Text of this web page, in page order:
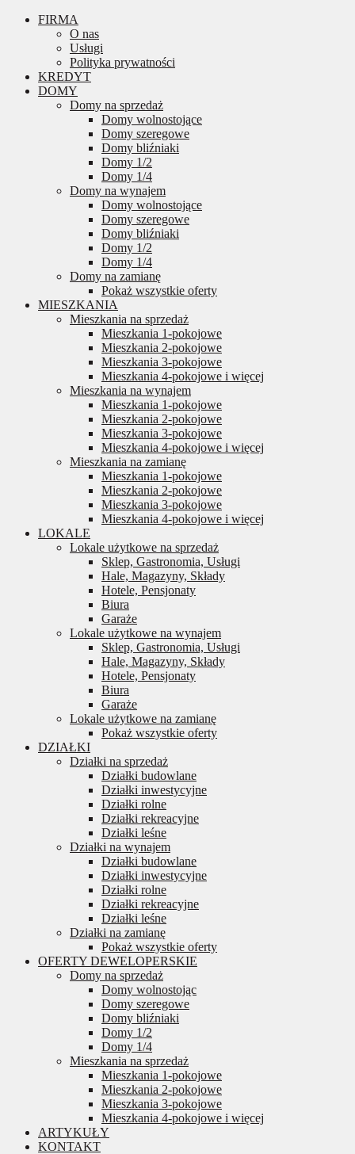
FIRMA
O nas
Usługi
Polityka prywatności
KREDYT
DOMY
Domy na sprzedaż
Domy wolnostojące
Domy szeregowe
Domy bliźniaki
Domy 1/2
Domy 1/4
Domy na wynajem
Domy wolnostojące
Domy szeregowe
Domy bliźniaki
Domy 1/2
Domy 1/4
Domy na zamianę
Pokaż wszystkie oferty
MIESZKANIA
Mieszkania na sprzedaż
Mieszkania 1-pokojowe
Mieszkania 2-pokojowe
Mieszkania 3-pokojowe
Mieszkania 4-pokojowe i więcej
Mieszkania na wynajem
Mieszkania 1-pokojowe
Mieszkania 2-pokojowe
Mieszkania 3-pokojowe
Mieszkania 4-pokojowe i więcej
Mieszkania na zamianę
Mieszkania 1-pokojowe
Mieszkania 2-pokojowe
Mieszkania 3-pokojowe
Mieszkania 4-pokojowe i więcej
LOKALE
Lokale użytkowe na sprzedaż
Sklep, Gastronomia, Usługi
Hale, Magazyny, Składy
Hotele, Pensjonaty
Biura
Garaże
Lokale użytkowe na wynajem
Sklep, Gastronomia, Usługi
Hale, Magazyny, Składy
Hotele, Pensjonaty
Biura
Garaże
Lokale użytkowe na zamianę
Pokaż wszystkie oferty
DZIAŁKI
Działki na sprzedaż
Działki budowlane
Działki inwestycyjne
Działki rolne
Działki rekreacyjne
Działki leśne
Działki na wynajem
Działki budowlane
Działki inwestycyjne
Działki rolne
Działki rekreacyjne
Działki leśne
Działki na zamianę
Pokaż wszystkie oferty
OFERTY DEWELOPERSKIE
Domy na sprzedaż
Domy wolnostojąc
Domy szeregowe
Domy bliźniaki
Domy 1/2
Domy 1/4
Mieszkania na sprzedaż
Mieszkania 1-pokojowe
Mieszkania 2-pokojowe
Mieszkania 3-pokojowe
Mieszkania 4-pokojowe i więcej
ARTYKUŁY
KONTAKT